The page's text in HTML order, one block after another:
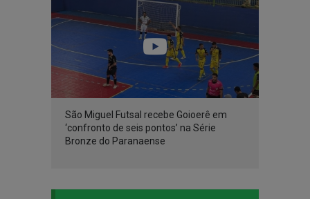
São Miguel Futsal recebe Goioerê em
‘confronto de seis pontos’ na Série
Bronze do Paranaense